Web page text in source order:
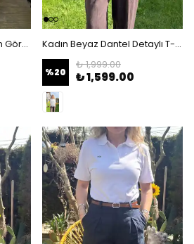
%100 Pamuk Kadın Keten Görünümlü Oversize Gömlek - Rahat Kesim Basic - Sarı Kadın Beyaz Dantel Detaylı T-Shirt - Etek Ucu Dantelli Oversize Tişört - Beyaz
%20
₺ 1,999.00
₺ 1,599.00